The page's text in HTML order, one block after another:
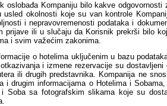
oslobađa Kompaniju bilo kakve
usled okolnosti koje su van kontrole
i nepravovremenosti podataka i
prijave ili u slučaju da Korisnik prekrši bilo
i svim važećim zakonima.
o hotelima uključenim u bazu
i izmene rezervacije su
ili drugih predstavnika. Kompanija ne
i drugim informacijama o Hotelima i
i Soba sa fotografskim slikama koje su